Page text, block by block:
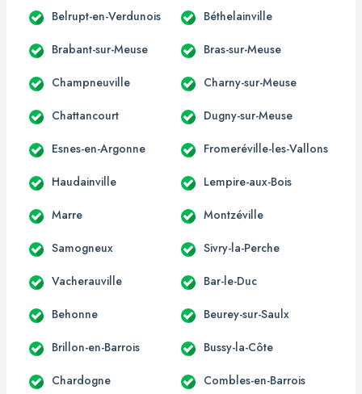
Belrupt-en-Verdunois Béthelainville
Brabant-sur-Meuse Bras-sur-Meuse
Champneuville Charny-sur-Meuse
Chattancourt Dugny-sur-Meuse
Esnes-en-Argonne Fromeréville-les-Vallons
Haudainville Lempire-aux-Bois
Marre Montzéville
Samogneux Sivry-la-Perche
Vacherauville Bar-le-Duc
Behonne Beurey-sur-Saulx
Brillon-en-Barrois Bussy-la-Côte
Chardogne Combles-en-Barrois